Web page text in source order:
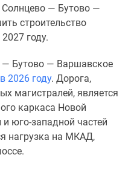
Солнцево — Бутово —
строительство
году.
— Бутово — Варшавское
2026 году. Дорога,
магистралей, является
каркаса Новой
юго-западной частей
нагрузка на МКАД,